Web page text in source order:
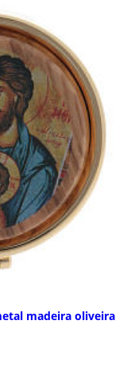
madeira oliveira